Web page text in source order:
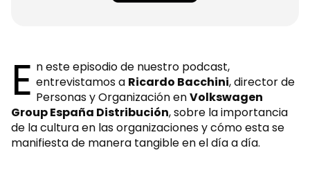
E n este episodio de nuestro podcast,
entrevistamos a Ricardo Bacchini, director de
Personas y Organización enVolkswagen
Group España Distribución, sobre la importancia
de la cultura en las organizaciones y cómo esta se
manifiesta de manera tangible en el día a día.